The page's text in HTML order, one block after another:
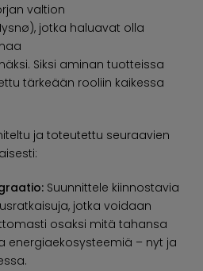
valtion
jotka haluavat olla
Siksi aminan tuotteissa
tärkeään rooliin kaikessa
ja toteutettu seuraavien
Suunnittele kiinnostavia
jotka voidaan
osaksi mitä tahansa
energiaekosysteemiä – nyt ja